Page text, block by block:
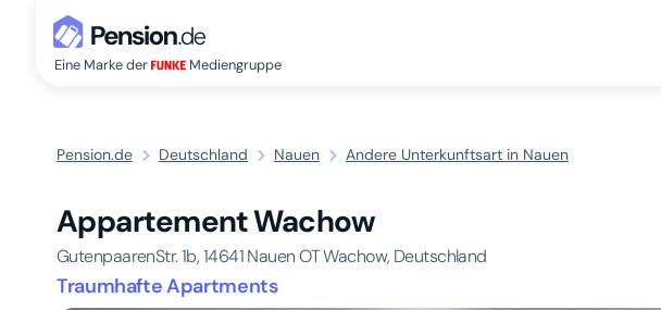
Eine Marke der Mediengruppe
Pension.de Deutschland Nauen Andere Unterkunftsart in Nauen
Appartement Wachow
GutenpaarenStr. 1b,14641Nauen OT Wachow, Deutschland
Traumhafte Apartments